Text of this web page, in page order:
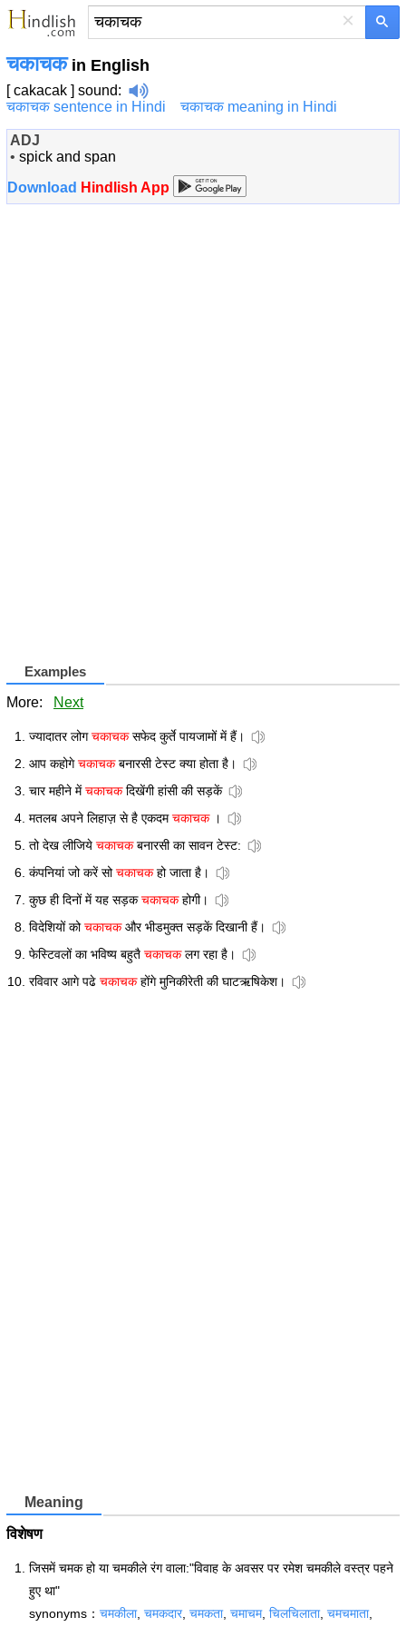
×
चकाचकin English
[ cakacak ] sound:
चकाचक sentence in Hindi
चकाचक meaning in Hindi
ADJ
• spick and span
Download Hindlish App
Examples
More: Next
ज्यादातर लोगचकाचकसफेद कुर्ते पायजामों में हैं।
आप कहोगेचकाचकबनारसी टेस्ट क्या होता है।
चार महीने मेंचकाचकदिखेंगी हांसी की सड़कें
मतलब अपने लिहाज़ से है एकदमचकाचक।
तो देख लीजिये चकाचकबनारसी का सावन टेस्ट:
कंपनियां जो करें सोचकाचकहो जाता है।
कुछ ही दिनों में यह सड़कचकाचकहोगी।
विदेशियों कोचकाचकऔर भीडमुक्त सड़कें दिखानी हैं।
फेस्टिवलों का भविष्य बहुतै चकाचकलग रहा है।
रविवार आगे पढे चकाचकहोंगे मुनिकीरेती की घाटऋषिकेश।
Meaning
विशेषण
जिसमें चमक हो या चमकीले रंग वाला:"विवाह के अवसर पर रमेश चमकीले वस्त्र पहने
हुए था"
synonyms： चमकीला, चमकदार, चमकता, चमाचम, चिलचिलाता, चमचमाता,